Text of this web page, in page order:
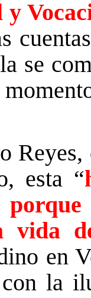
se
esta “
vida
en
la